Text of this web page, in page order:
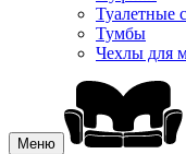
Туалетные
Тумбы
Чехлы для
Меню